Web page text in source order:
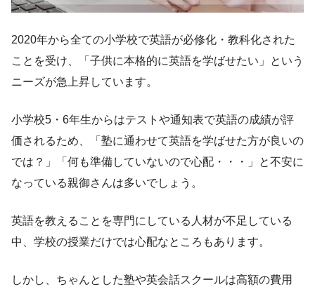
2020年から全ての小学校で英語が必修化・教科化された
ことを受け、「子供に本格的に英語を学ばせたい」という
ニーズが急上昇しています。
小学校5・6年生からはテストや通知表で英語の成績が評
価されるため、「塾に通わせて英語を学ばせた方が良いの
では？」「何も準備していないので心配・・・」と不安に
なっている親御さんは多いでしょう。
英語を教えることを専門にしている人材が不足している
中、学校の授業だけでは心配なところもあります。
しかし、ちゃんとした塾や英会話スクールは高額の費用